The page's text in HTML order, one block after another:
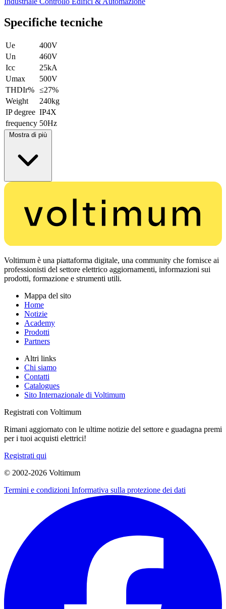
Specifiche tecniche
Ue
400V
Un
460V
Icc
25kA
Umax
500V
THDIr% ≤27%
Weight
240kg
IP degree IP4X
frequency 50Hz
Mostra di più
Voltimum è una piattaforma digitale, una community che fornisce ai
professionisti del settore elettrico aggiornamenti, informazioni sui
prodotti, formazione e strumenti utili.
Mappa del sito
Home
Notizie
Academy
Prodotti
Partners
Altri links
Chi siamo
Contatti
Catalogues
Sito Internazionale di Voltimum
Registrati con Voltimum
Rimani aggiornato con le ultime notizie del settore e guadagna premi
per i tuoi acquisti elettrici!
Registrati qui
© 2002-2026 Voltimum
Termini e condizioni Informativa sulla protezione dei dati